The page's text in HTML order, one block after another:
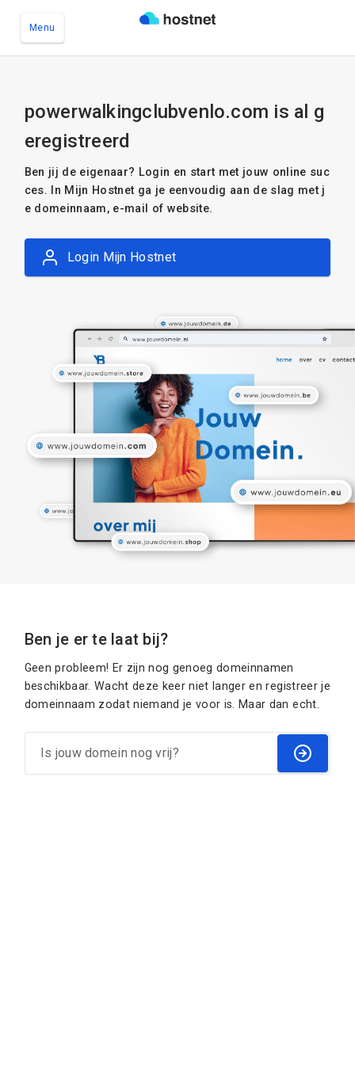
Menu
powerwalkingclubvenlo.com is al g
eregistreerd
Ben jij de eigenaar? Login en start met jouw online suc
ces. In Mijn Hostnet ga je eenvoudig aan de slag met j
e domeinnaam, e-mail of website.
Login Mijn Hostnet
Ben je er te laat bij?
Geen probleem! Er zijn nog genoeg domeinnamen
beschikbaar. Wacht deze keer niet langer en registreer je
domeinnaam zodat niemand je voor is. Maar dan echt.